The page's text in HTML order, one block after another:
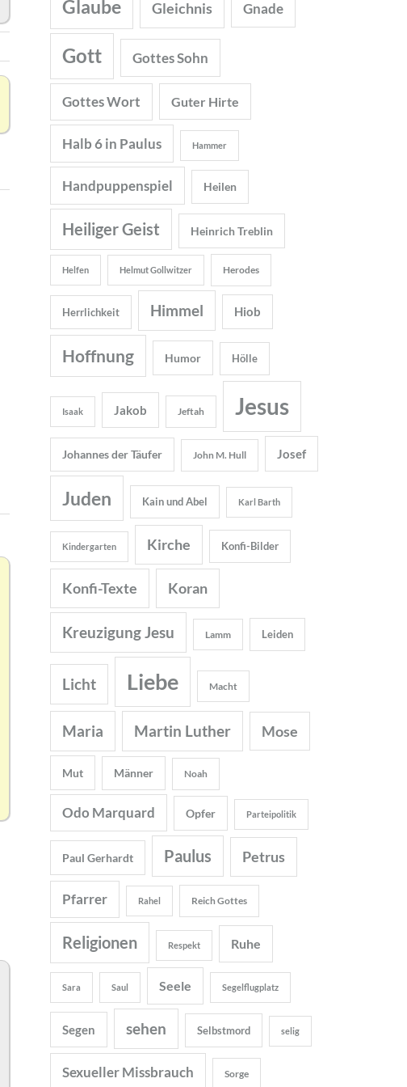
Glaube Gleichnis Gnade
Gott Gottes Sohn
Gottes Wort Guter Hirte
Halb 6 in Paulus Hammer
Handpuppenspiel Heilen
Heiliger Geist Heinrich Treblin
Helfen Helmut Gollwitzer Herodes
Herrlichkeit Himmel Hiob
Hoffnung Humor Hölle
Isaak Jakob Jeftah Jesus
Johannes der Täufer John M. Hull Josef
Juden Kain und Abel Karl Barth
Kindergarten Kirche Konfi-Bilder
Konfi-Texte Koran
Kreuzigung Jesu Lamm Leiden
Licht Liebe Macht
Maria Martin Luther Mose
Mut Männer Noah
Odo Marquard Opfer Parteipolitik
Paul Gerhardt Paulus Petrus
Pfarrer Rahel Reich Gottes
Religionen Respekt Ruhe
Sara Saul Seele Segelflugplatz
Segen sehen Selbstmord selig
Sexueller Missbrauch Sorge